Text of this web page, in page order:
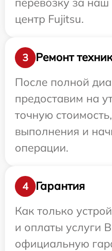
центр Fujitsu.
3
Ремонт
После полной
предоставим на
точную
выполнения и
операции.
4
Гарантия
Как только
и оплаты услуги
официальную